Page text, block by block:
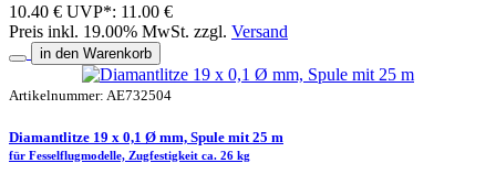
10.40 € UVP*: 11.00 €
Preis inkl. 19.00% MwSt. zzgl. Versand
in den Warenkorb
Artikelnummer: AE732504
Diamantlitze 19 x 0,1 Ø mm, Spule mit 25 m
für Fesselflugmodelle, Zugfestigkeit ca. 26 kg